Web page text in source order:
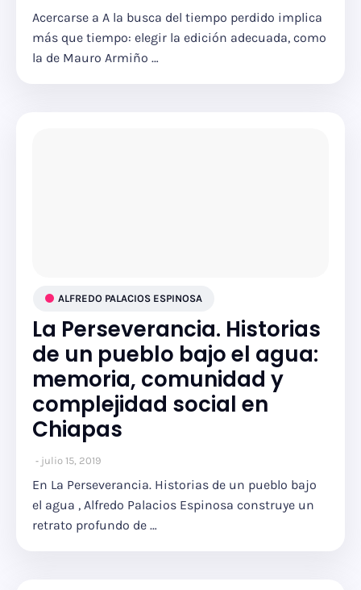
Acercarse a A la busca del tiempo perdido implica
más que tiempo: elegir la edición adecuada, como
la de Mauro Armiño …
ALFREDO PALACIOS ESPINOSA
La Perseverancia. Historias
de un pueblo bajo el agua:
memoria, comunidad y
complejidad social en
Chiapas
julio 15, 2019
En La Perseverancia. Historias de un pueblo bajo
el agua , Alfredo Palacios Espinosa construye un
retrato profundo de …